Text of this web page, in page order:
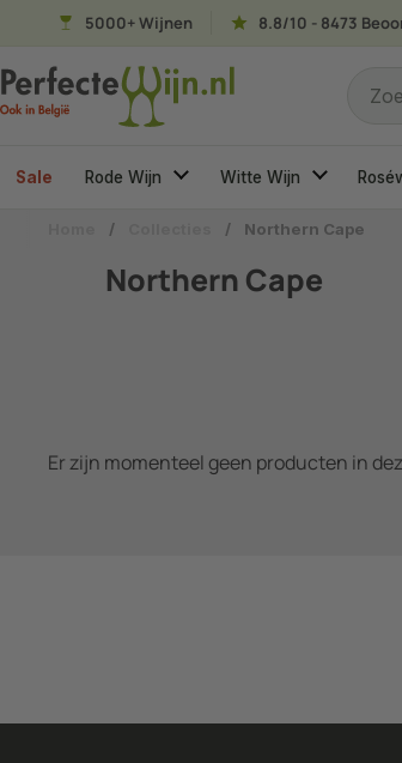
Ga naar content
5000+ Wijnen 8.8/10 - 8473
Sale Rode Wijn Witte Wijn
/ / Northern Cape
Northern Cape
Er zijn momenteel geen producten in